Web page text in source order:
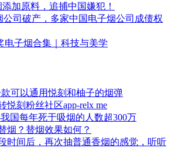
加原料，追捕中国嫌犯！
公司破产，多家中国电子烟公司成债权
电子烟合集｜科技与美学
款可以通用悦刻和柚子的烟弹
悦刻粉丝社区app-relx me
国每年死于吸烟的人数超300万
烟？替烟效果如何？
时间后，再次抽普通香烟的感觉，听听